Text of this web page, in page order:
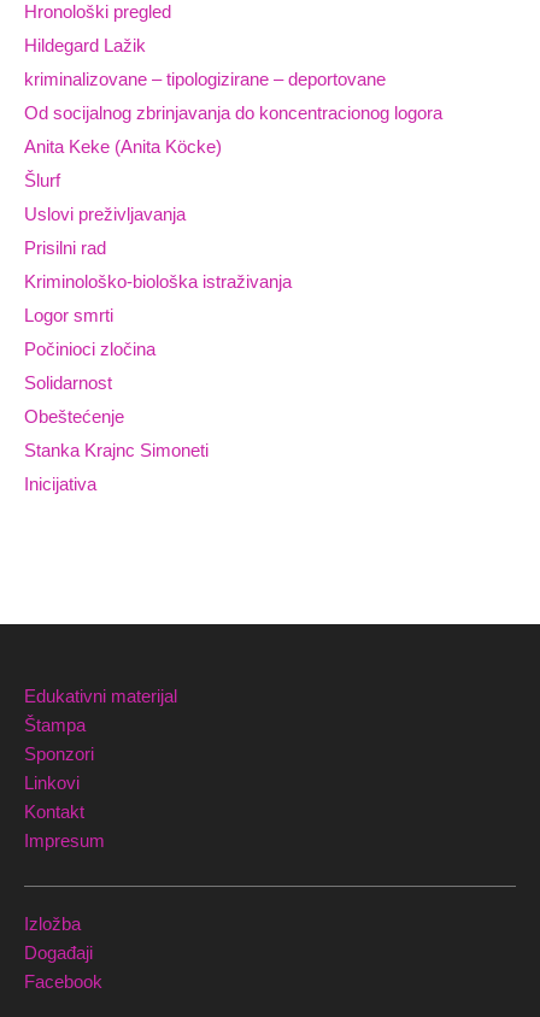
Hronološki pregled
Hildegard Lažik
kriminalizovane – tipologizirane – deportovane
Od socijalnog zbrinjavanja do koncentracionog logora
Anita Keke (Anita Köcke)
Šlurf
Uslovi preživljavanja
Prisilni rad
Kriminološko-biološka istraživanja
Logor smrti
Počinioci zločina
Solidarnost
Obeštećenje
Stanka Krajnc Simoneti
Inicijativa
Edukativni materijal
Štampa
Sponzori
Linkovi
Kontakt
Impresum
Izložba
Događaji
Facebook